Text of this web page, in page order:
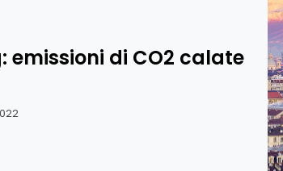
emissioni di CO2 calate